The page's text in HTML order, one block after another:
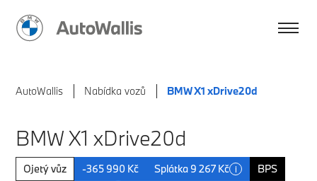
AutoWallis Nabídka vozů BMW X1 xDrive20d
BMW X1 xDrive20d
Ojetý vůz -365 990 Kč Splátka 9 267 Kč i BPS